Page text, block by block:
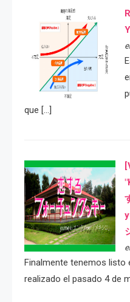
que […]
Finalmente tenemos listo
realizado el pasado 4 de